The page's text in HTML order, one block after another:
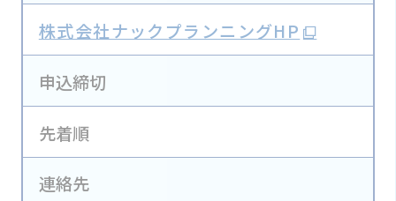
株式会社ナックプランニングHP
申込締切
先着順
連絡先